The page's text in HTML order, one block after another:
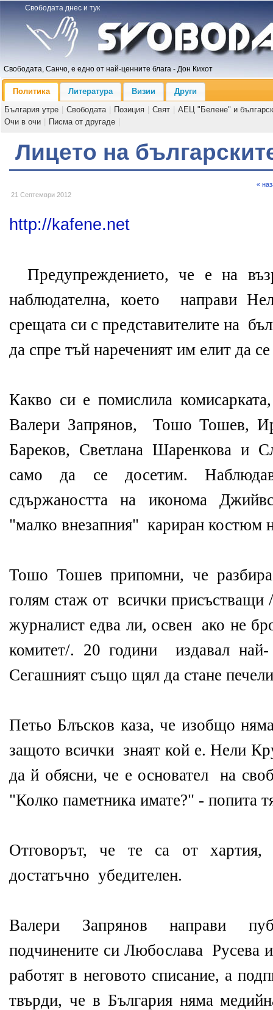
Свободата днес и тук
Свободата, Санчо, е едно от най-ценните блага - Дон Кихот
Политика Литература Визии
Други
България утре
Свободата Позиция Свят
АЕЦ "Белене" и
Очи в очи
Писма от другаде
Лицето на
21 Септември 2012
«
http://kafene.net
Предупреждението, че е на
наблюдателна, което направи
срещата си с представителите на
да спре тъй нареченият им елит да
Какво си е помислила
Валери Запрянов, Тошо Тошев,
Бареков, Светлана Шаренкова и
само да се досетим.
сдържаността на иконома
"малко внезапния" кариран костюм
Тошо Тошев припомни, че
голям стаж от всички присъстващи
журналист едва ли, освен ако не
комитет/. 20 години издавал най-
Сегашният също щял да стане
Петьо Блъсков каза, че изобщо
защото всички знаят кой е. Нели
да й обясни, че е основател на
"Колко паметника имате?" - попита
Отговорът, че те са от
достатъчно убедителен.
Валери Запрянов направи
подчинените си Любослава Русева
работят в неговото списание, а
твърди, че в България няма